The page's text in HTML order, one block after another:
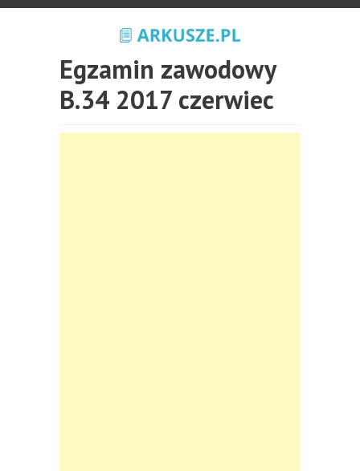
Egzamin zawodowy
B.34 2017 czerwiec